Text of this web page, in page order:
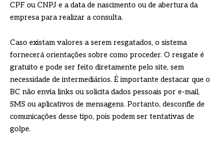
CPF ou CNPJ e a data de nascimento ou de abertura da
empresa para realizar a consulta.
Caso existam valores a serem resgatados, o sistema
fornecerá orientações sobre como proceder. O resgate é
gratuito e pode ser feito diretamente pelo site, sem
necessidade de intermediários. É importante destacar que o
BC não envia links ou solicita dados pessoais por e-mail,
SMS ou aplicativos de mensagens. Portanto, desconfie de
comunicações desse tipo, pois podem ser tentativas de
golpe.